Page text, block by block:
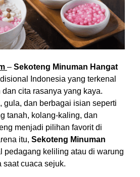
– Sekoteng Minuman Hangat
Indonesia yang terkenal
cita rasanya yang kaya.
gula, dan berbagai isian seperti
tanah, kolang-kaling, dan
menjadi pilihan favorit di
itu, Sekoteng Minuman
pedagang keliling atau di warung
saat cuaca sejuk.